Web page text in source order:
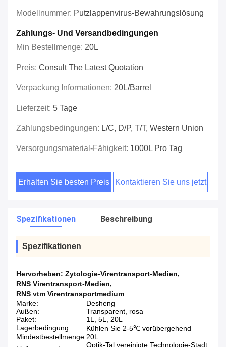
Modellnummer: Putzlappenvirus-Bewahrungslösung
Zahlungs- Und Versandbedingungen
Min Bestellmenge: 20L
Preis: Consult The Latest Quotation
Verpackung Informationen: 20L/barrel
Lieferzeit: 5 Tage
Zahlungsbedingungen: L/C, D/P, T/T, Western Union
Versorgungsmaterial-Fähigkeit: 1000L Pro Tag
Erhalten Sie besten Preis Kontaktieren Sie uns jetzt
Spezifikationen Beschreibung
Spezifikationen
Hervorheben: Zytologie-Virentransport-Medien,
RNS Virentransport-Medien,
RNS vtm Virentransportmedium
Marke:
Desheng
Außen:
Transparent, rosa
Paket:
1L, 5L, 20L
Lagerbedingung:
Kühlen Sie 2-5℃ vorübergehend
Mindestbestellmenge:20L
Optik-Tal vereinigte Technologie-Stadt,